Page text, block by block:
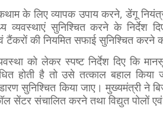
के लिए व्यापक उपाय करने, डेंगू
सुनिश्चित करने के निर्देश
टैंकरों की नियमित सफाई सुनिश्चित करने
को लेकर स्पष्ट निर्देश दिए कि
होती है तो उसे तत्काल बहाल
सुनिश्चित किया जाए। मुख्यमंत्री ने
सेंटर संचालित करने तथा विद्युत पोलों